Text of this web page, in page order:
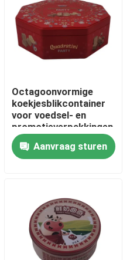
Octagoonvormige
koekjesblikcontainer
voor voedsel- en
promotieverpakkingen
Aanvraag sturen